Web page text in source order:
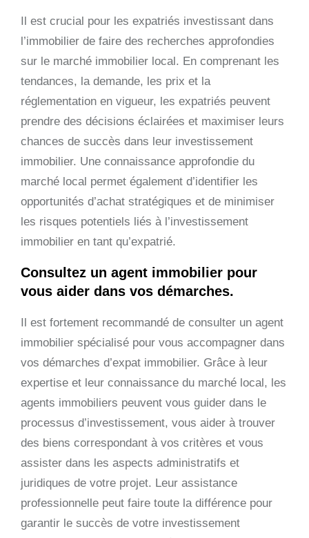
Il est crucial pour les expatriés investissant dans
l’immobilier de faire des recherches approfondies
sur le marché immobilier local. En comprenant les
tendances, la demande, les prix et la
réglementation en vigueur, les expatriés peuvent
prendre des décisions éclairées et maximiser leurs
chances de succès dans leur investissement
immobilier. Une connaissance approfondie du
marché local permet également d’identifier les
opportunités d’achat stratégiques et de minimiser
les risques potentiels liés à l’investissement
immobilier en tant qu’expatrié.
Consultez un agent immobilier pour
vous aider dans vos démarches.
Il est fortement recommandé de consulter un agent
immobilier spécialisé pour vous accompagner dans
vos démarches d’expat immobilier. Grâce à leur
expertise et leur connaissance du marché local, les
agents immobiliers peuvent vous guider dans le
processus d’investissement, vous aider à trouver
des biens correspondant à vos critères et vous
assister dans les aspects administratifs et
juridiques de votre projet. Leur assistance
professionnelle peut faire toute la différence pour
garantir le succès de votre investissement